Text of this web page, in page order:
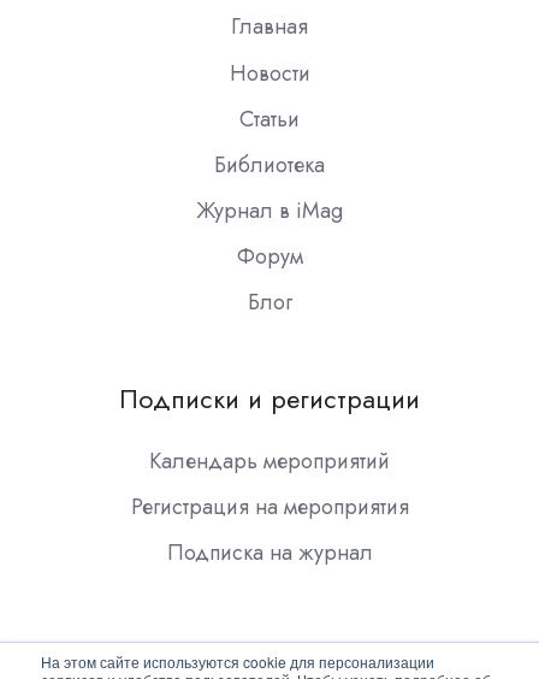
На этом сайте используются cookie для персонализации
Главная
Новости
Статьи
Библиотека
Журнал в iMag
Форум
Блог
Подписки и регистрации
Календарь мероприятий
Регистрация на мероприятия
Подписка на журнал